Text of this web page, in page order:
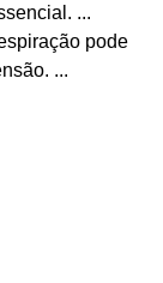
...
pode
...